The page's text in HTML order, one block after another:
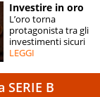
Investire in oro
L’oro torna
protagonista tra gli
investimenti sicuri
LEGGI
SERIE B